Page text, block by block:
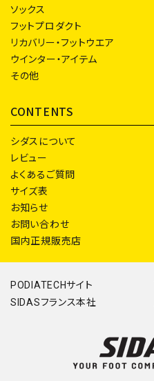
ソックス
フットプロダクト
リカバリー・フットウエア
ウインター・アイテム
その他
CONTENTS
シダスについて
レビュー
よくあるご質問
サイズ表
お知らせ
お問い合わせ
国内正規販売店
PODIATECHサイト
SIDASフランス本社